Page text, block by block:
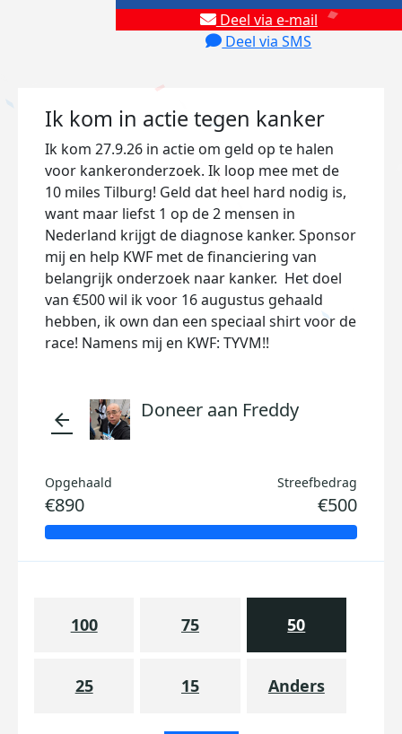
Deel via e-mail
Deel via SMS
Ik kom in actie tegen kanker
Ik kom 27.9.26 in actie om geld op te halen
voor kankeronderzoek. Ik loop mee met de
10 miles Tilburg! Geld dat heel hard nodig is,
want maar liefst 1 op de 2 mensen in
Nederland krijgt de diagnose kanker. Sponsor
mij en help KWF met de financiering van
belangrijk onderzoek naar kanker. Het doel
van €500 wil ik voor 16 augustus gehaald
hebben, ik own dan een speciaal shirt voor de
race! Namens mij en KWF: TYVM!!
arrow_back Doneer aan Freddy
Opgehaald
€890
Streefbedrag
€500
100 75 50
25 15 Anders